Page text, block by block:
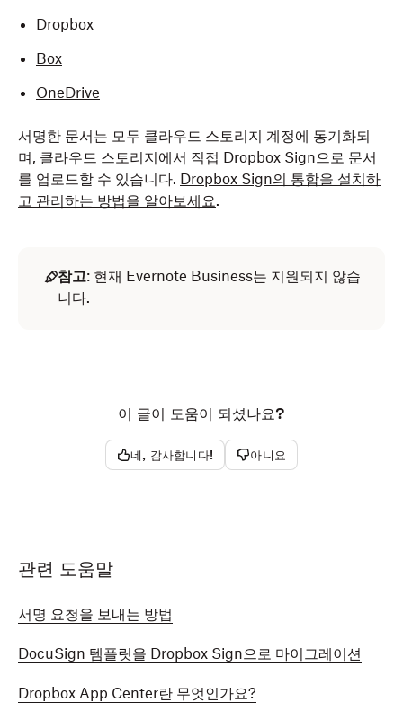
Dropbox
Box
OneDrive
서명한 문서는 모두 클라우드 스토리지 계정에 동기화되
며, 클라우드 스토리지에서 직접 Dropbox Sign으로 문서
를 업로드할 수 있습니다. Dropbox Sign의 통합을 설치하
고 관리하는 방법을 알아보세요.
참고: 현재 Evernote Business는 지원되지 않습
니다.
이 글이 도움이 되셨나요?
네, 감사합니다! 아니요
관련 도움말
서명 요청을 보내는 방법
DocuSign 템플릿을 Dropbox Sign으로 마이그레이션
Dropbox App Center란 무엇인가요?